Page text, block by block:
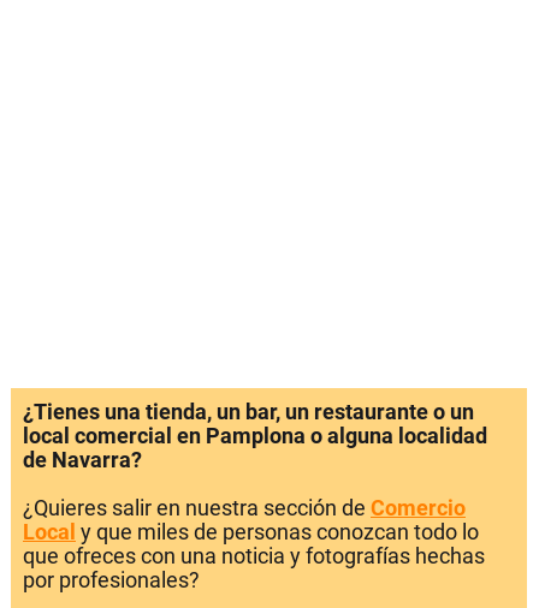
¿Tienes una tienda, un bar, un restaurante o un
local comercial en Pamplona o alguna localidad
de Navarra?
¿Quieres salir en nuestra sección de Comercio
Local y que miles de personas conozcan todo lo
que ofreces con una noticia y fotografías hechas
por profesionales?